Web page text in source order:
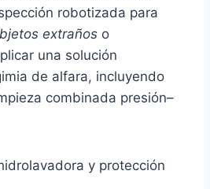
robotizada para
extraños o
una solución
de alfara, incluyendo
combinada presión–
y protección